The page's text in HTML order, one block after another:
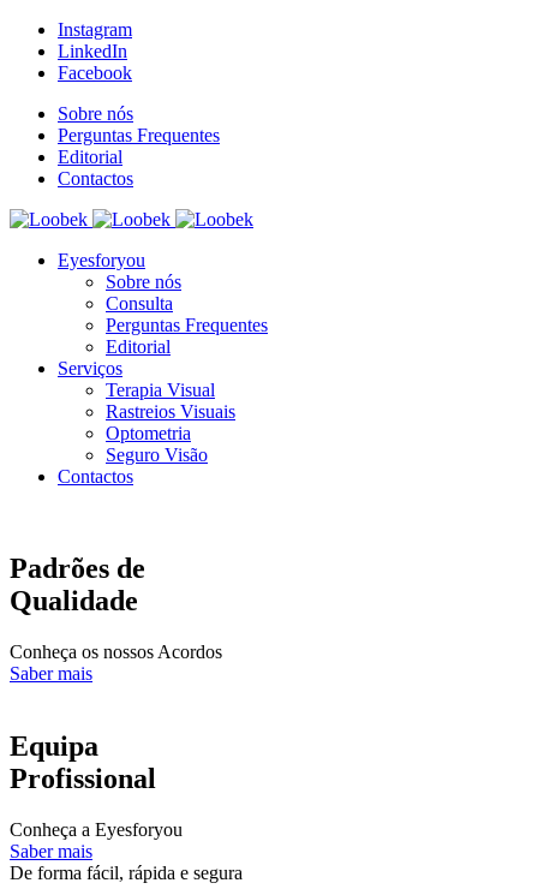
Instagram
LinkedIn
Facebook
Sobre nós
Perguntas Frequentes
Editorial
Contactos
Eyesforyou
Sobre nós
Consulta
Perguntas Frequentes
Editorial
Serviços
Terapia Visual
Rastreios Visuais
Optometria
Seguro Visão
Contactos
Padrões de
Qualidade
Conheça os nossos Acordos
Saber mais
Equipa
Profissional
Conheça a Eyesforyou
Saber mais
De forma fácil, rápida e segura